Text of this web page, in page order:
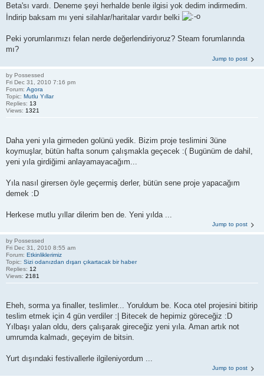
Beta'sı vardı. Deneme şeyi herhalde benle ilgisi yok dedim indirmedim.
İndirip baksam mı yeni silahlar/haritalar vardır belki
Peki yorumlarımızı felan nerde değerlendiriyoruz? Steam forumlarında
mı?
Jump to post
by Possessed
Fri Dec 31, 2010 7:16 pm
Forum: Agora
Topic: Mutlu Yıllar
Replies: 13
Views: 1321
Daha yeni yıla girmeden golünü yedik. Bizim proje teslimini 3üne
koymuşlar, bütün hafta sonum çalışmakla geçecek :( Bugünüm de dahil,
yeni yıla girdiğimi anlayamayacağım...
Yıla nasıl girersen öyle geçermiş derler, bütün sene proje yapacağım
demek :D
Herkese mutlu yıllar dilerim ben de. Yeni yılda ...
Jump to post
by Possessed
Fri Dec 31, 2010 8:55 am
Forum: Etkinliklerimiz
Topic: Sizi odanızdan dışarı çıkartacak bir haber
Replies: 12
Views: 2181
Eheh, sorma ya finaller, teslimler... Yoruldum be. Koca otel projesini bitirip
teslim etmek için 4 gün verdiler :| Bitecek de hepimiz göreceğiz :D
Yılbaşı yalan oldu, ders çalışarak gireceğiz yeni yıla. Aman artık not
umrumda kalmadı, geçeyim de bitsin.
Yurt dışındaki festivallerle ilgileniyordum ...
Jump to post